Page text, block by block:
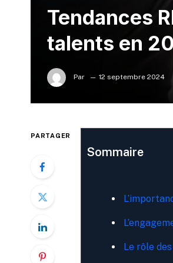
Tendances
talents en
Par 12 septembre 2024
PARTAGER
Sommaire
Le rôle